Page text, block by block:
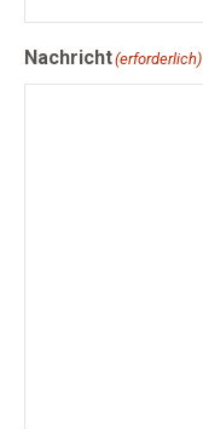
Nachricht(erforderlich)